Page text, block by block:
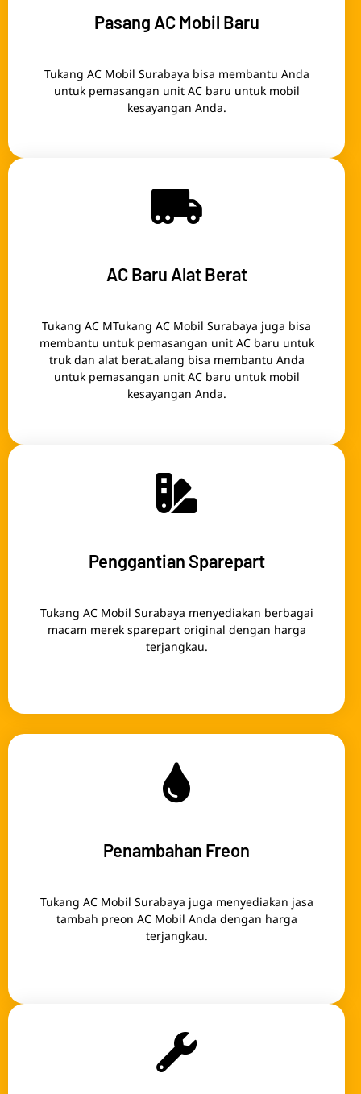
Pasang AC Mobil Baru
Tukang AC Mobil Surabaya bisa membantu Anda
untuk pemasangan unit AC baru untuk mobil
kesayangan Anda.
AC Baru Alat Berat
Tukang AC MTukang AC Mobil Surabaya juga bisa
membantu untuk pemasangan unit AC baru untuk
truk dan alat berat.alang bisa membantu Anda
untuk pemasangan unit AC baru untuk mobil
kesayangan Anda.
Penggantian Sparepart
Tukang AC Mobil Surabaya menyediakan berbagai
macam merek sparepart original dengan harga
terjangkau.
Penambahan Freon
Tukang AC Mobil Surabaya juga menyediakan jasa
tambah preon AC Mobil Anda dengan harga
terjangkau.